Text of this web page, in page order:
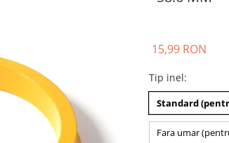
15,99 RON
Tip inel:
Standard
Fara umar